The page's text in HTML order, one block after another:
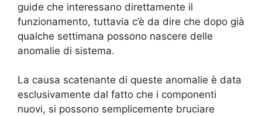
guide che interessano direttamente il
funzionamento, tuttavia c’è da dire che dopo già
qualche settimana possono nascere delle
anomalie di sistema.
La causa scatenante di queste anomalie è data
esclusivamente dal fatto che i componenti
nuovi, si possono semplicemente bruciare